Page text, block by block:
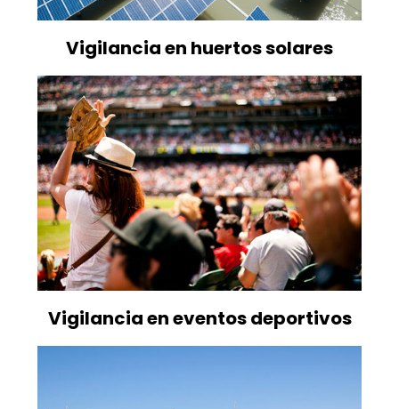
Vigilancia en huertos solares
Vigilancia en eventos deportivos